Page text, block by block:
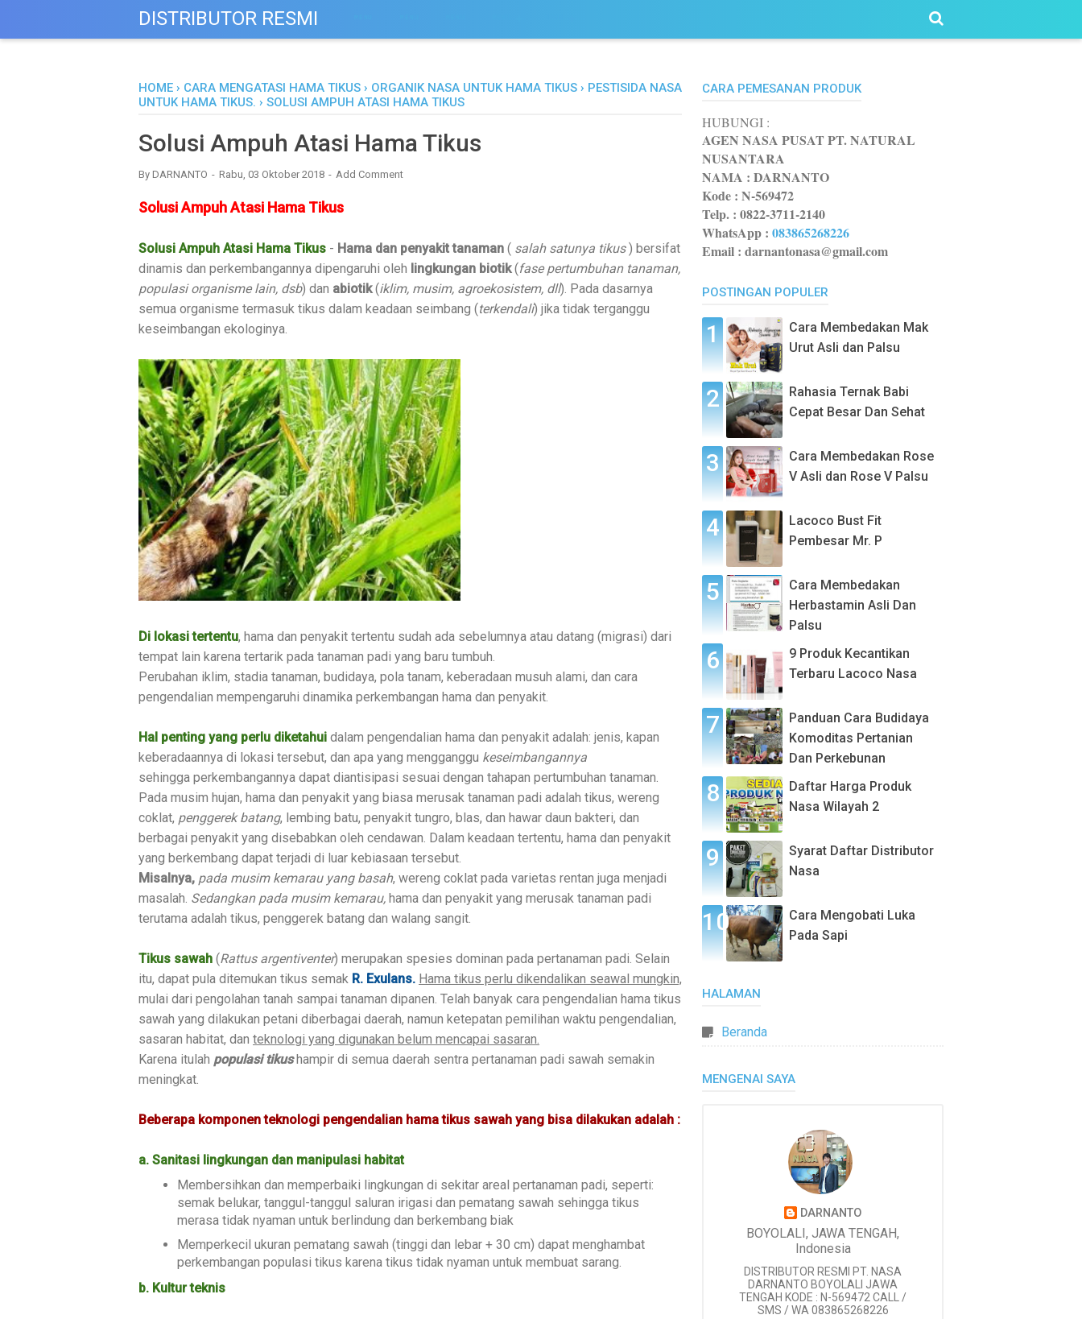
DISTRIBUTOR RESMI
HOME › CARA MENGATASI HAMA TIKUS › ORGANIK NASA UNTUK HAMA TIKUS › PESTISIDA NASA
UNTUK HAMA TIKUS. › SOLUSI AMPUH ATASI HAMA TIKUS
Solusi Ampuh Atasi Hama Tikus
By DARNANTO Rabu, 03 Oktober 2018 Add Comment
Solusi Ampuh Atasi Hama Tikus
Solusi Ampuh Atasi Hama Tikus - Hama dan penyakit tanaman ( salah satunya tikus) bersifat
dinamis dan perkembangannya dipengaruhi oleh lingkungan biotik(fase pertumbuhan tanaman,
populasi organisme lain, dsb) dan abiotik(iklim, musim, agroekosistem, dll). Pada dasarnya
semua organisme termasuk tikus dalam keadaan seimbang (terkendali) jika tidak terganggu
keseimbangan ekologinya.
Di lokasi tertentu, hama dan penyakit tertentu sudah ada sebelumnya atau datang (migrasi) dari
tempat lain karena tertarik pada tanaman padi yang baru tumbuh.
Perubahan iklim, stadia tanaman, budidaya, pola tanam, keberadaan musuh alami, dan cara
pengendalian mempengaruhi dinamika perkembangan hama dan penyakit.
Hal penting yang perlu diketahui dalam pengendalian hama dan penyakit adalah: jenis, kapan
keberadaannya di lokasi tersebut, dan apa yang mengganggu keseimbangannya
sehingga perkembangannya dapat diantisipasi sesuai dengan tahapan pertumbuhan tanaman.
Pada musim hujan, hama dan penyakit yang biasa merusak tanaman padi adalah tikus, wereng
coklat, penggerek batang, lembing batu, penyakit tungro, blas, dan hawar daun bakteri, dan
berbagai penyakit yang disebabkan oleh cendawan. Dalam keadaan tertentu, hama dan penyakit
yang berkembang dapat terjadi di luar kebiasaan tersebut.
Misalnya, pada musim kemarau yang basah, wereng coklat pada varietas rentan juga menjadi
masalah. Sedangkan pada musim kemarau, hama dan penyakit yang merusak tanaman padi
terutama adalah tikus, penggerek batang dan walang sangit.
Tikus sawah (Rattus argentiventer) merupakan spesies dominan pada pertanaman padi. Selain
itu, dapat pula ditemukan tikus semak R. Exulans. Hama tikus perlu dikendalikan seawal mungkin,
mulai dari pengolahan tanah sampai tanaman dipanen. Telah banyak cara pengendalian hama tikus
sawah yang dilakukan petani diberbagai daerah, namun ketepatan pemilihan waktu pengendalian,
sasaran habitat, dan teknologi yang digunakan belum mencapai sasaran.
Karena itulah populasi tikushampir di semua daerah sentra pertanaman padi sawah semakin
meningkat.
Beberapa komponen teknologi pengendalian hama tikus sawah yang bisa dilakukan adalah :
a. Sanitasi lingkungan dan manipulasi habitat
Membersihkan dan memperbaiki lingkungan di sekitar areal pertanaman padi, seperti:
semak belukar, tanggul-tanggul saluran irigasi dan pematang sawah sehingga tikus
merasa tidak nyaman untuk berlindung dan berkembang biak
Memperkecil ukuran pematang sawah (tinggi dan lebar + 30 cm) dapat menghambat
perkembangan populasi tikus karena tikus tidak nyaman untuk membuat sarang.
b. Kultur teknis
CARA PEMESANAN PRODUK
HUBUNGI :
AGEN NASA PUSAT PT. NATURAL
NUSANTARA
NAMA : DARNANTO
Kode : N-569472
Telp. : 0822-3711-2140
WhatsApp : 083865268226
Email : darnantonasa@gmail.com
POSTINGAN POPULER
Cara Membedakan Mak
Urut Asli dan Palsu
Rahasia Ternak Babi
Cepat Besar Dan Sehat
Cara Membedakan Rose
V Asli dan Rose V Palsu
Lacoco Bust Fit
Pembesar Mr. P
Cara Membedakan
Herbastamin Asli Dan
Palsu
9 Produk Kecantikan
Terbaru Lacoco Nasa
Panduan Cara Budidaya
Komoditas Pertanian
Dan Perkebunan
Daftar Harga Produk
Nasa Wilayah 2
Syarat Daftar Distributor
Nasa
Cara Mengobati Luka
Pada Sapi
HALAMAN
Beranda
MENGENAI SAYA
DARNANTO
BOYOLALI, JAWA TENGAH,
Indonesia
DISTRIBUTOR RESMI PT. NASA
DARNANTO BOYOLALI JAWA
TENGAH KODE : N-569472 CALL /
SMS / WA 083865268226